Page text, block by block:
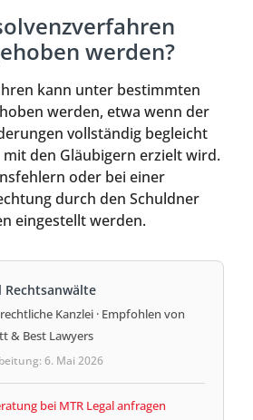
werden?
kann unter bestimmten
werden, etwa wenn der
vollständig begleicht
den Gläubigern erzielt wird.
oder bei einer
durch den Schuldner
eingestellt werden.
Rechtsanwälte
Kanzlei · Empfohlen von
& Best Lawyers
6. Mai 2026
bei MTR Legal anfragen